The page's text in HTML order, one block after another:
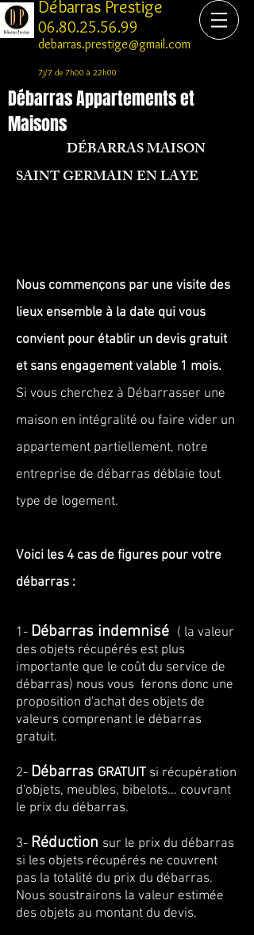
Débarras Prestige
06.80.25.56.99
debarras.prestige@gmail.com
7j/7 de 7h00 à 22h00
Débarras Appartements et
Maisons
DÉBARRAS MAISON
SAINT GERMAIN EN LAYE
Nous commençons par une visite des
lieux ensemble à la date qui vous
convient pour établir un devis gratuit
et sans engagement valable 1 mois.
Si vous cherchez à Débarrasser une
maison en intégralité ou faire vider un
appartement partiellement, notre
entreprise de débarras déblaie tout
type de logement.
Voici les 4 cas de figures pour votre
débarras :
1- Débarras indemnisé ( la valeur
des objets récupérés est plus
importante que le coût du service de
débarras) nous vous ferons donc une
proposition d'achat des objets de
valeurs comprenant le débarras
gratuit.
2- Débarras GRATUIT si récupération
d'objets, meubles, bibelots... couvrant
le prix du débarras.
3- Réduction sur le prix du débarras
si les objets récupérés ne couvrent
pas la totalité du prix du débarras.
Nous soustrairons la valeur estimée
des objets au montant du devis.